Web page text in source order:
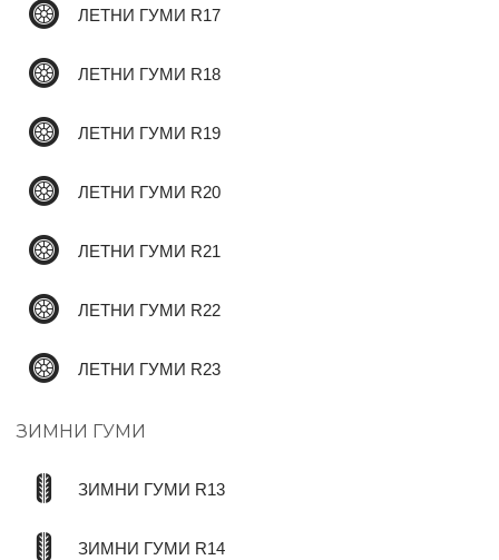
ЛЕТНИ ГУМИ R17
ЛЕТНИ ГУМИ R18
ЛЕТНИ ГУМИ R19
ЛЕТНИ ГУМИ R20
ЛЕТНИ ГУМИ R21
ЛЕТНИ ГУМИ R22
ЛЕТНИ ГУМИ R23
ЗИМНИ ГУМИ
ЗИМНИ ГУМИ R13
ЗИМНИ ГУМИ R14